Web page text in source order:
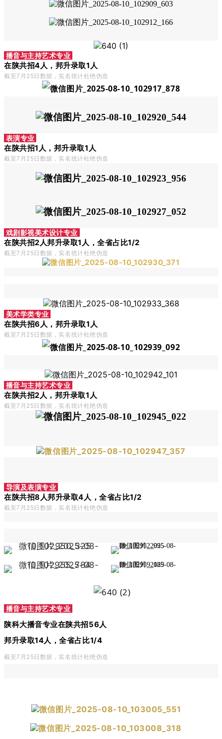
播音与主持艺术专业
在陕共招4人，邦升录取1人
截至7月25日数据，实名统计杜绝伪造
表演专业
在陕共招1人，邦升录取1人
截至7月25日数据，实名统计杜绝伪造
戏剧影视美术设计专业
在陕共招2人邦升录取1人，全省占比1/2
截至7月25日数据，实名统计杜绝伪造
美术学类专业
在陕共招6人，邦升录取1人
截至7月25日数据，实名统计杜绝伪造
播音与主持艺术专业
在陕共招2人，邦升录取1人
截至7月25日数据，实名统计杜绝伪造
导演及表演专业
在陕共招8人邦升录取4人，全省占比1/2
截至7月25日数据，实名统计杜绝伪造
播音与主持艺术专业
陕科大播音专业在陕共招56人
邦升录取14人，全省占比1/4
截至7月25日数据，实名统计杜绝伪造